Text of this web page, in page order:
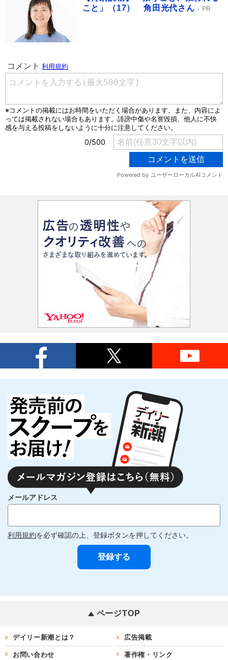
こと」（17） 角田光代さん
PR
メールアドレス
利用規約を必ず確認の上、登録ボタンを押してください。
ページTOP
デイリー新潮とは？ 広告掲載
お問い合わせ 著作権・リンク